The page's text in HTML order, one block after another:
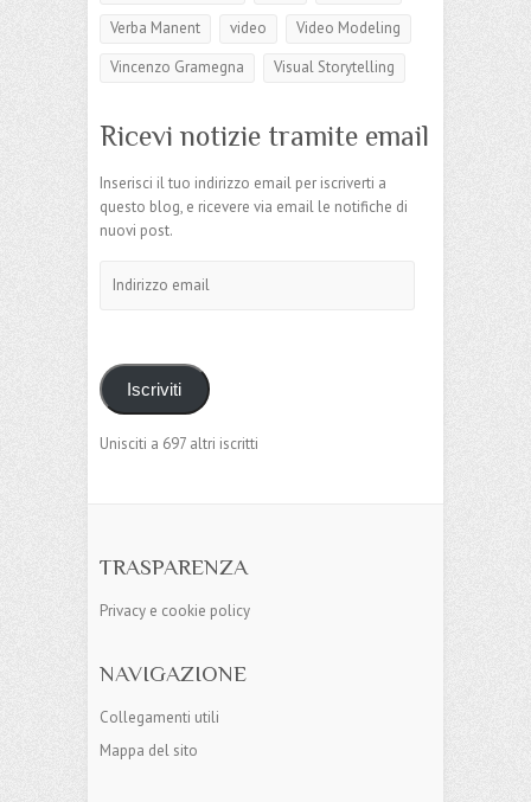
Verba Manent
video
Video Modeling
Vincenzo Gramegna
Visual Storytelling
Ricevi notizie tramite email
Inserisci il tuo indirizzo email per iscriverti a
questo blog, e ricevere via email le notifiche di
nuovi post.
email
Iscriviti
Unisciti a 697 altri iscritti
TRASPARENZA
Privacy e cookie policy
NAVIGAZIONE
Collegamenti utili
Mappa del sito